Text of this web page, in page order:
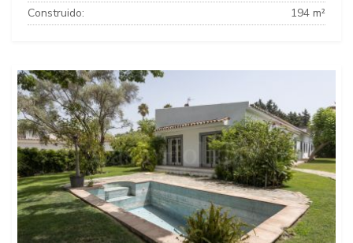
Construido:
194 m²